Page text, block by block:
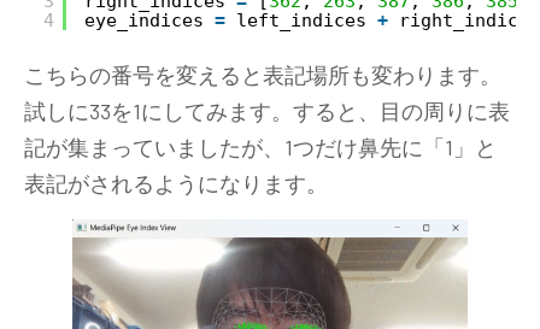
4
eye_indices = left_indices + right_indices
こちらの番号を変えると表記場所も変わります。
試しに33を1にしてみます。すると、目の周りに表
記が集まっていましたが、1つだけ鼻先に「1」と
表記がされるようになります。